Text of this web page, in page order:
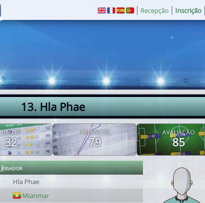
Recepção Inscrição
13. Hla Phae
IDADE
32
POTENCIAL
79
AVALIAÇÃO
85
Jogador
Hla Phae
Mianmar